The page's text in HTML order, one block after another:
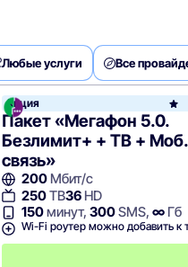
Любые услуги Все
Акция
Пакет «Мегафон 5.0.
Безлимит+ + ТВ + Моб.
связь»
200 Мбит/с
250ТВ36 HD
150минут,300SMS,∞ Гб
Wi-Fi роутер можно добавить к